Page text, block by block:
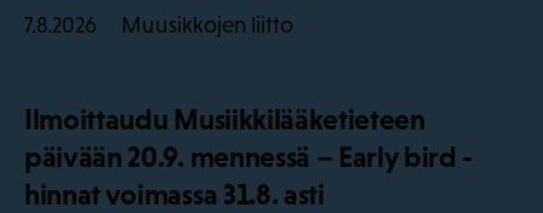
7.8.2026 Muusikkojen liitto
Ilmoittaudu Musiikkilääketieteen
päivään 20.9. mennessä – Early bird -
hinnat voimassa 31.8. asti